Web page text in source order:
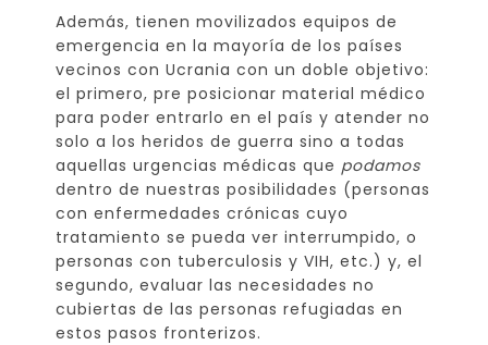
Además, tienen movilizados equipos de
emergencia en la mayoría de los países
vecinos con Ucrania con un doble objetivo:
el primero, pre posicionar material médico
para poder entrarlo en el país y atender no
solo a los heridos de guerra sino a todas
aquellas urgencias médicas que podamos
dentro de nuestras posibilidades (personas
con enfermedades crónicas cuyo
tratamiento se pueda ver interrumpido, o
personas con tuberculosis y VIH, etc.) y, el
segundo, evaluar las necesidades no
cubiertas de las personas refugiadas en
estos pasos fronterizos.